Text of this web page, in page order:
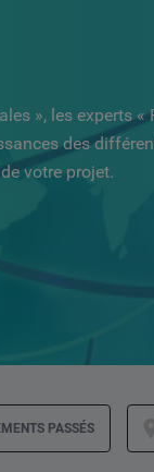
», les experts «
des
votre projet.
PASSÉS